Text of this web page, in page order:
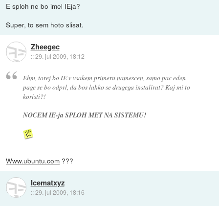
E sploh ne bo imel IEja?
Super, to sem hoto slisat.
Zheegec
::29. jul 2009, 18:12
Ehm, torej bo IE v vsakem primeru namescen, samo pac eden
page se bo odprl, da bos lahko se drugega instalirat? Kaj mi to
koristi?!
NOCEM IE-ja SPLOH MET NA SISTEMU!
Www.ubuntu.com ???
Icematxyz
::29. jul 2009, 18:16